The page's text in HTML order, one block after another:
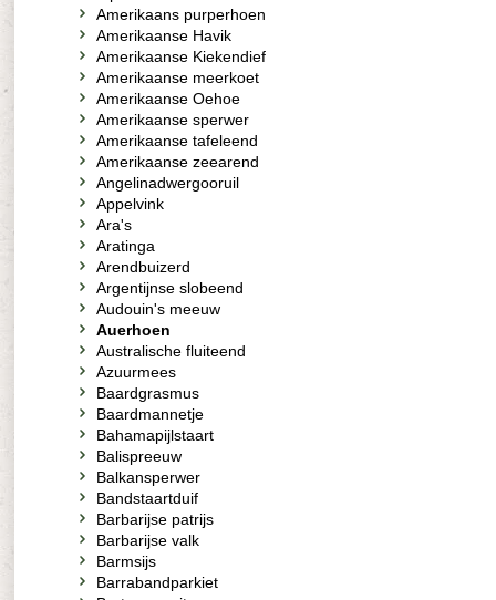
Amerikaans purperhoen
Amerikaanse Havik
Amerikaanse Kiekendief
Amerikaanse meerkoet
Amerikaanse Oehoe
Amerikaanse sperwer
Amerikaanse tafeleend
Amerikaanse zeearend
Angelinadwergooruil
Appelvink
Ara's
Aratinga
Arendbuizerd
Argentijnse slobeend
Audouin's meeuw
Auerhoen
Australische fluiteend
Azuurmees
Baardgrasmus
Baardmannetje
Bahamapijlstaart
Balispreeuw
Balkansperwer
Bandstaartduif
Barbarijse patrijs
Barbarijse valk
Barmsijs
Barrabandparkiet